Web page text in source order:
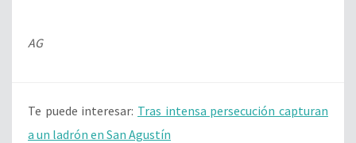
AG
Te puede interesar: Tras intensa persecución capturan
a un ladrón en San Agustín